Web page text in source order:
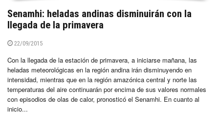
Senamhi: heladas andinas disminuirán con la
llegada de la primavera
22/09/2015
Con la llegada de la estación de primavera, a iniciarse mañana, las
heladas meteorológicas en la región andina irán disminuyendo en
intensidad, mientras que en la región amazónica central y norte las
temperaturas del aire continuarán por encima de sus valores normales
con episodios de olas de calor, pronosticó el Senamhi. En cuanto al
inicio...